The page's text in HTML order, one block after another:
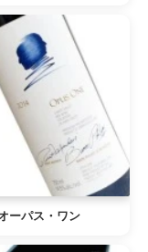
ーパス・ワン